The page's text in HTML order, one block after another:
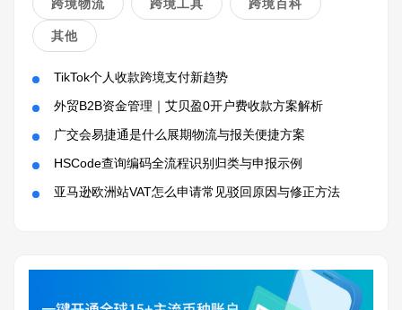
跨境物流 跨境工具 跨境百科
其他
TikTok个人收款跨境支付新趋势
外贸B2B资金管理｜艾贝盈0开户费收款方案解析
广交会易捷通是什么展期物流与报关便捷方案
HSCode查询编码全流程识别归类与申报示例
亚马逊欧洲站VAT怎么申请常见驳回原因与修正方法